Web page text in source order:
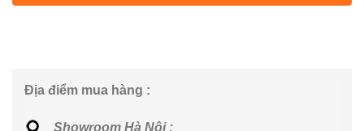
Địa điểm mua hàng :
Showroom Hà Nội :